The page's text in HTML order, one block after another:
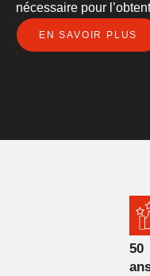
nécessaire pour
EN SAVOIR PLUS
50